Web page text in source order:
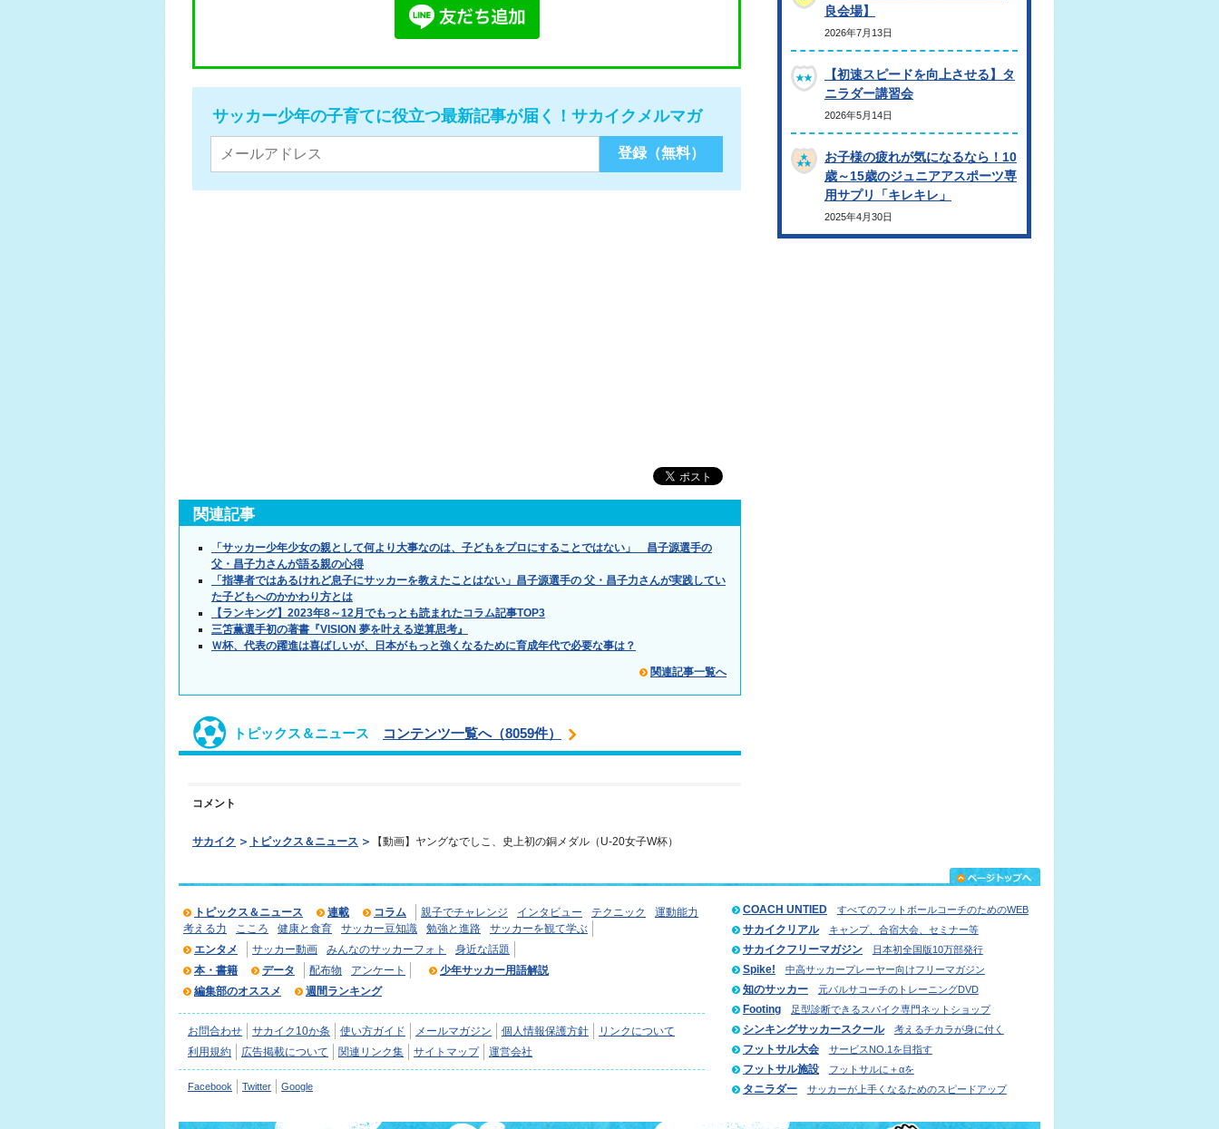
サッカー少年の子育てに役立つ最新記事が届く！サカイクメルマガ
関連記事
「サッカー少年少女の親として何より大事なのは、子どもをプロにすることではない」 昌子源選手の
父・昌子力さんが語る親の心得
「指導者ではあるけれど息子にサッカーを教えたことはない」昌子源選手の 父・昌子力さんが実践してい
た子どもへのかかわり方とは
【ランキング】2023年8～12月でもっとも読まれたコラム記事TOP3
三笘薫選手初の著書『VISION 夢を叶える逆算思考』
Ｗ杯、代表の躍進は喜ばしいが、日本がもっと強くなるために育成年代で必要な事は？
関連記事一覧へ
トピックス＆ニュース コンテンツ一覧へ（8059件）
コメント
サカイク トピックス＆ニュース 【動画】ヤングなでしこ、史上初の銅メダル（U-20女子W杯）
良会場】
2026年7月13日
【初速スピードを向上させる】タ
ニラダー講習会
2026年5月14日
お子様の疲れが気になるなら！10
歳～15歳のジュニアアスポーツ専
用サプリ「キレキレ」
2025年4月30日
トピックス＆ニュース 連載 コラム 親子でチャレンジ インタビュー テクニック
運動能力
考える力
こころ 健康と食育 サッカー豆知識 勉強と進路
サッカーを観て学ぶ
エンタメ
サッカー動画 みんなのサッカーフォト
身近な話題
本・書籍
データ 配布物 アンケート
少年サッカー用語解説
編集部のオススメ
週間ランキング
お問合わせ サカイク10か条 使い方ガイド メールマガジン 個人情報保護方針
リンクについて
利用規約
広告掲載について 関連リンク集 サイトマップ 運営会社
Facebook Twitter Google
COACH UNTIED すべてのフットボールコーチのためのWEB
サカイクリアル キャンプ、合宿大会、セミナー等
サカイクフリーマガジン 日本初全国版10万部発行
Spike! 中高サッカープレーヤー向けフリーマガジン
知のサッカー 元バルサコーチのトレーニングDVD
Footing 足型診断できるスパイク専門ネットショップ
シンキングサッカースクール 考えるチカラが身に付く
フットサル大会 サービスNO.1を目指す
フットサル施設 フットサルに＋αを
タニラダー サッカーが上手くなるためのスピードアップ